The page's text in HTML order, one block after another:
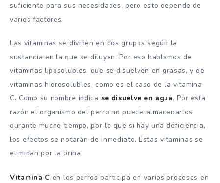
suficiente para sus necesidades, pero esto depende de
varios factores.
Las vitaminas se dividen en dos grupos según la
sustancia en la que se diluyan. Por eso hablamos de
vitaminas liposolubles, que se disuelven en grasas, y de
vitaminas hidrosolubles, como es el caso de la vitamina
C. Como su nombre indica se disuelve en agua. Por esta
razón el organismo del perro no puede almacenarlos
durante mucho tiempo, por lo que si hay una deficiencia,
los efectos se notarán de inmediato. Estas vitaminas se
eliminan por la orina.
Vitamina C en los perros participa en varios procesos en